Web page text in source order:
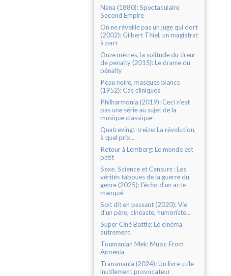
Nana (1880): Spectaculaire
Second Empire
On ne réveille pas un juge qui dort
(2002): Gilbert Thiel, un magistrat
à part
Onze mètres, la solitude du tireur
de penalty (2015): Le drame du
pénalty
Peau noire, masques blancs
(1952): Cas cliniques
Philharmonia (2019): Ceci n'est
pas une série au sujet de la
musique classique
Quatrevingt-treize: La révolution,
à quel prix...
Retour à Lemberg: Le monde est
petit
Sexe, Science et Censure : Les
vérités taboues de la guerre du
genre (2025): L'écho d'un acte
manqué
Soit dit en passant (2020): Vie
d'un père, cinéaste, humoriste...
Super Ciné Battle: Le cinéma
autrement
Toumanian Mek: Music From
Armenia
Transmania (2024): Un livre utile
inutilement provocateur